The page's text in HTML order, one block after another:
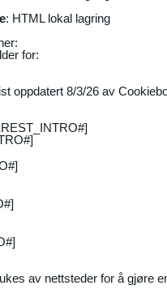
: HTML lokal lagring
for:
oppdatert 8/3/26 av
av nettsteder for å gjøre